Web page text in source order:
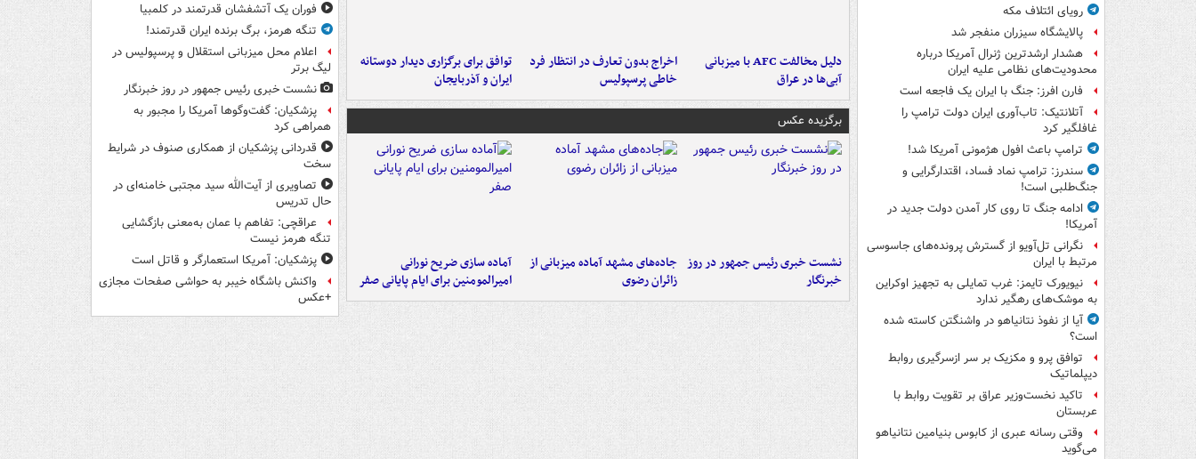
رویای ائتلاف مکه
پالایشگاه سیزران منفجر شد
هشدار ارشدترین ژنرال آمریکا درباره
محدودیت‌های نظامی علیه ایران
فارن افرز: جنگ با ایران یک فاجعه است
آتلانتیک: تاب‌آوری ایران دولت ترامپ را
غافلگیر کرد
ترامپ باعث افول هژمونی آمریکا شد!
سندرز: ترامپ نماد فساد، اقتدارگرایی و
جنگ‌طلبی است!
ادامه جنگ تا روی کار آمدن دولت جدید در
آمریکا!
نگرانی تل‌آویو از گسترش پرونده‌های جاسوسی
مرتبط با ایران
نیویورک تایمز: غرب تمایلی به تجهیز اوکراین
به موشک‌های رهگیر ندارد
آیا از نفوذ نتانیاهو در واشنگتن کاسته شده
است؟
توافق پرو و مکزیک بر سر ازسرگیری روابط
دیپلماتیک
تاکید نخست‌وزیر عراق بر تقویت روابط با
عربستان
وقتی رسانه عبری از کابوس بنیامین نتانیاهو
می‌گوید
دلیل مخالفت AFC با میزبانی
آبی‌ها در عراق
اخراج بدون تعارف در انتظار فرد
خاطی پرسپولیس
توافق برای برگزاری دیدار دوستانه
ایران و آذربایجان
برگزیده عکس
نشست خبری رئیس جمهور در روز
خبرنگار
جاده‌های مشهد آماده میزبانی از
زائران رضوی
آماده سازی ضریح نورانی
امیرالمومنین برای ایام پایانی صفر
فوران یک آتشفشان قدرتمند در کلمبیا
تنگه هرمز، برگ برنده ایران قدرتمند!
اعلام محل میزبانی استقلال و پرسپولیس در
لیگ برتر
نشست خبری رئیس جمهور در روز خبرنگار
پزشکیان: گفت‌وگوها آمریکا را مجبور به
همراهی کرد
قدردانی پزشکیان از همکاری صنوف در شرایط
سخت
تصاویری از آیت‌الله سید مجتبی خامنه‌ای در
حال تدریس
عراقچی: تفاهم با عمان به‌معنی بازگشایی
تنگه هرمز نیست
پزشکیان: آمریکا استعمارگر و قاتل است
واکنش باشگاه خیبر به حواشی صفحات مجازی
+عکس